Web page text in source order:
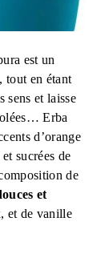
est un
tout en étant
sens et laisse
Erba
d’orange
sucrées de
de
et
et de vanille